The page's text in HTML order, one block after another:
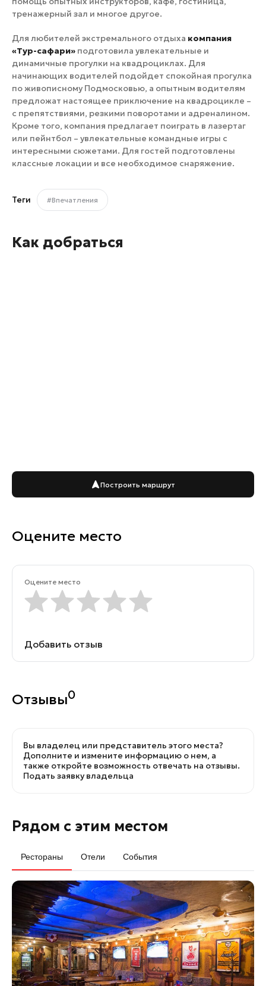
тренажерный зал и многое другое.
Для любителей экстремального отдыха компания
«Тур-сафари» подготовила увлекательные и
динамичные прогулки на квадроциклах. Для
начинающих водителей подойдет спокойная прогулка
по живописному Подмосковью, а опытным водителям
предложат настоящее приключение на квадроцикле –
с препятствиями, резкими поворотами и адреналином.
Кроме того, компания предлагает поиграть в лазертаг
или пейнтбол – увлекательные командные игры с
интересными сюжетами. Для гостей подготовлены
классные локации и все необходимое снаряжение.
Теги #Впечатления
Как добраться
Построить маршрут
Оцените место
Оцените место
Добавить отзыв
Отзывы0
Вы владелец или представитель этого места?
Дополните и измените информацию о нем, а
также откройте возможность отвечать на отзывы.
Подать заявку владельца
Рядом с этим местом
Рестораны Отели События